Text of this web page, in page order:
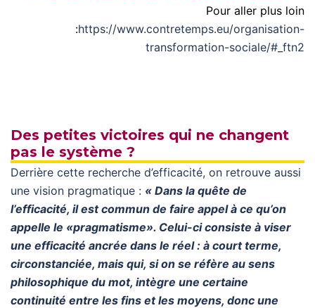
Pour aller plus loin
:https://www.contretemps.eu/organisation-
transformation-sociale/#_ftn2
Des petites victoires qui ne changent
pas le système ?
Derrière cette recherche d’efficacité, on retrouve aussi
une vision pragmatique : « Dans la quête de
l’efficacité, il est commun de faire appel à ce qu’on
appelle le «pragmatisme». Celui-ci consiste à viser
une efficacité ancrée dans le réel : à court terme,
circonstanciée, mais qui, si on se réfère au sens
philosophique du mot, intègre une certaine
continuité entre les fins et les moyens, donc une